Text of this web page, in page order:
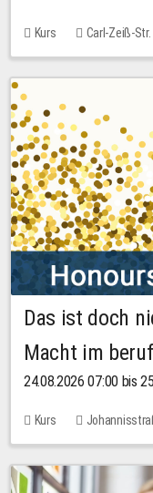
Kurs Carl-Zeiß-
10,00 EUR
Das ist doch
Macht im
24.08.2026 07:00 bis
Kurs
Keine freien Plätze